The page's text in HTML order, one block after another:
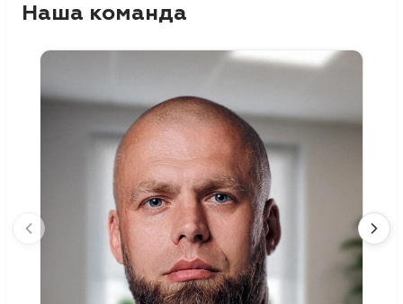
Наша команда